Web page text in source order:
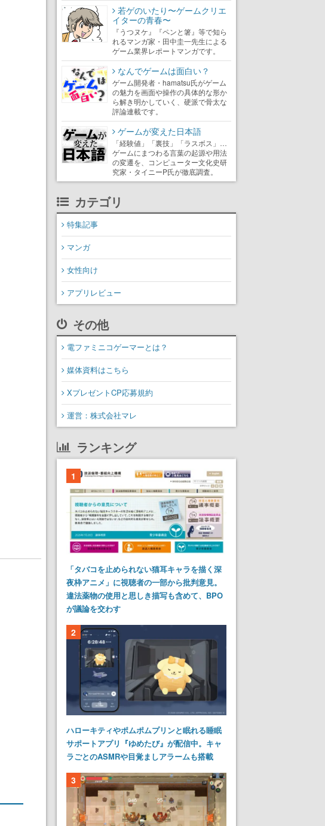
若ゲのいたり〜ゲームクリエ
イターの青春〜
『うつヌケ』『ペンと箸』等で知ら
れるマンガ家・田中圭一先生による
ゲーム業界レポートマンガです。
なんでゲームは面白い？
ゲーム開発者・hamatsu氏がゲーム
の魅力を画面や操作の具体的な形か
ら解き明かしていく、硬派で骨太な
評論連載です。
ゲームが変えた日本語
「経験値」「裏技」「ラスボス」…
ゲームにまつわる言葉の起源や用法
の変遷を、コンピューター文化史研
究家・タイニーP氏が徹底調査。
カテゴリ
特集記事
マンガ
女性向け
アプリレビュー
その他
電ファミニコゲーマーとは？
媒体資料はこちら
XプレゼントCP応募規約
運営：株式会社マレ
ランキング
1
「タバコを止められない猫耳キャラを描く深
夜枠アニメ」に視聴者の一部から批判意見。
違法薬物の使用と思しき描写も含めて、BPO
が議論を交わす
2
ハローキティやポムポムプリンと眠れる睡眠
サポートアプリ『ゆめたび』が配信中。キャ
ラごとのASMRや目覚ましアラームも搭載
3